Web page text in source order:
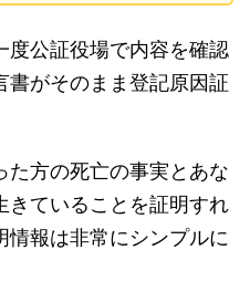
度公証役場で内容を確認
書がそのまま登記原因証
た方の死亡の事実とあな
きていることを証明すれ
情報は非常にシンプルに